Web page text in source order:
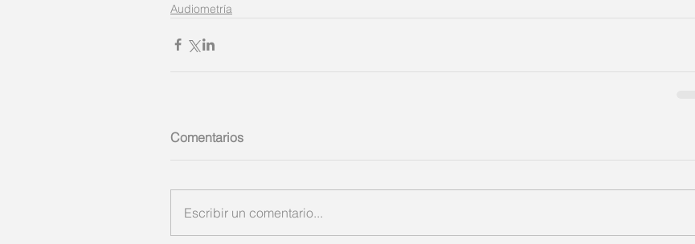
Audiometría
Comentarios
Escribir un comentario...